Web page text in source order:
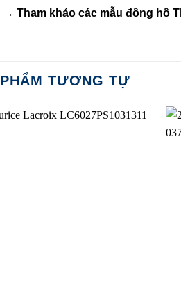
→ Tham khảo các mẫu đồng hồ
TƯƠNG TỰ